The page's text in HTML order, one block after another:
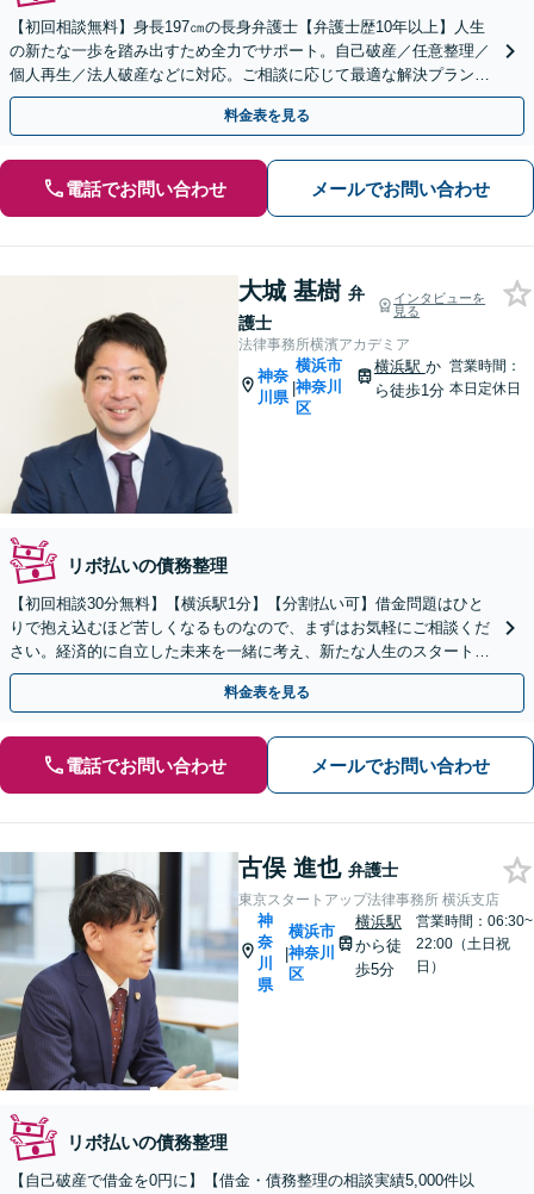
【初回相談無料】身長197㎝の長身弁護士【弁護士歴10年以上】人生
の新たな一歩を踏み出すため全力でサポート。自己破産／任意整理／
個人再生／法人破産などに対応。ご相談に応じて最適な解決プランを
ご提案【夜間・休日面談】【横浜駅7分】
料金表を見る
電話でお問い合わせ メールでお問い合わせ
大城 基樹 弁
護士
インタビューを
見る
法律事務所横濱アカデミア
神奈
川県
|
横浜市
神奈川
区
横浜駅 か
ら徒歩1分
営業時間：
本日定休日
リボ払いの債務整理
【初回相談30分無料】【横浜駅1分】【分割払い可】借金問題はひと
りで抱え込むほど苦しくなるものなので、まずはお気軽にご相談くだ
さい。経済的に自立した未来を一緒に考え、新たな人生のスタートを
サポート「法人破産／スムーズな事業閉鎖をサポート」
料金表を見る
電話でお問い合わせ メールでお問い合わせ
古俣 進也 弁護士
東京スタートアップ法律事務所 横浜支店
神
奈
川
県
|
横浜市
神奈川
区
横浜駅
から徒
歩5分
営業時間：06:30~
22:00（土日祝
日）
リボ払いの債務整理
【自己破産で借金を0円に】【借金・債務整理の相談実績5,000件以